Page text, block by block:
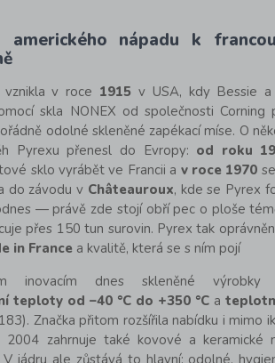
nápadu k
vznikla v roce 1915 v USA, kdy Bessie a
skla NONEX od společnosti Corning
odolné skleněné zapékací míse. O
Pyrexu přenesl do Evropy: od roku
sklo vyrábět ve Francii a v roce 1970
do závodu v Châteauroux, kde se Pyrex
— právě zde stojí obří pec o ploše
přes 150 tun surovin. Pyrex tak
in France a kvalitě, která se s ním pojí
inovacím dnes skleněné výrobky
teploty od –40 °C do +350 °C a
Značka přitom rozšířila nabídku i mimo
zahrnuje také kovové a keramické